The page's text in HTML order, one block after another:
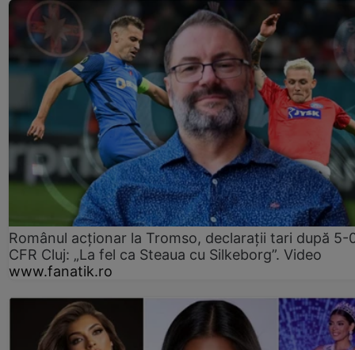
Românul acționar la Tromso, declarații tari după 5-
CFR Cluj: „La fel ca Steaua cu Silkeborg”. Video
www.fanatik.ro